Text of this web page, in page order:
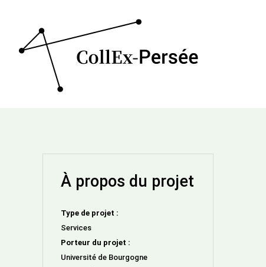
À propos du projet
Type de projet :
Services
Porteur du projet :
Université de Bourgogne